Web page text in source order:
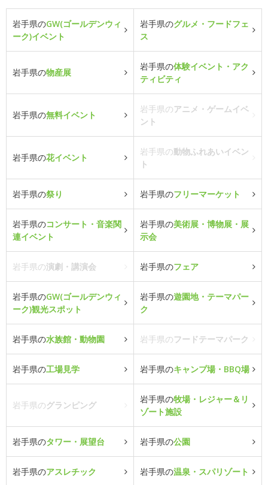
岩手県のGW(ゴールデンウィ
ーク)イベント
岩手県のグルメ・フードフェ
ス
岩手県の物産展
岩手県の体験イベント・アク
ティビティ
岩手県の無料イベント
岩手県のアニメ・ゲームイベ
ント
岩手県の花イベント
岩手県の動物ふれあいイベン
ト
岩手県の祭り 岩手県のフリーマーケット
岩手県のコンサート・音楽関
連イベント
岩手県の美術展・博物展・展
示会
岩手県の演劇・講演会 岩手県のフェア
岩手県のGW(ゴールデンウィ
ーク)観光スポット
岩手県の遊園地・テーマパー
ク
岩手県の水族館・動物園 岩手県のフードテーマパーク
岩手県の工場見学 岩手県のキャンプ場・BBQ場
岩手県のグランピング
岩手県の牧場・レジャー＆リ
ゾート施設
岩手県のタワー・展望台 岩手県の公園
岩手県のアスレチック 岩手県の温泉・スパリゾート